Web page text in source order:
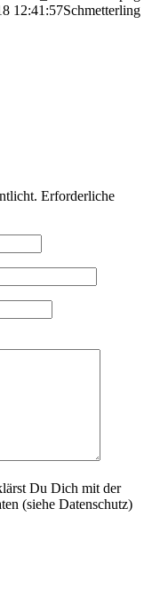
12:41:57Schmetterling
Erforderliche
Du Dich mit der
(siehe Datenschutz)